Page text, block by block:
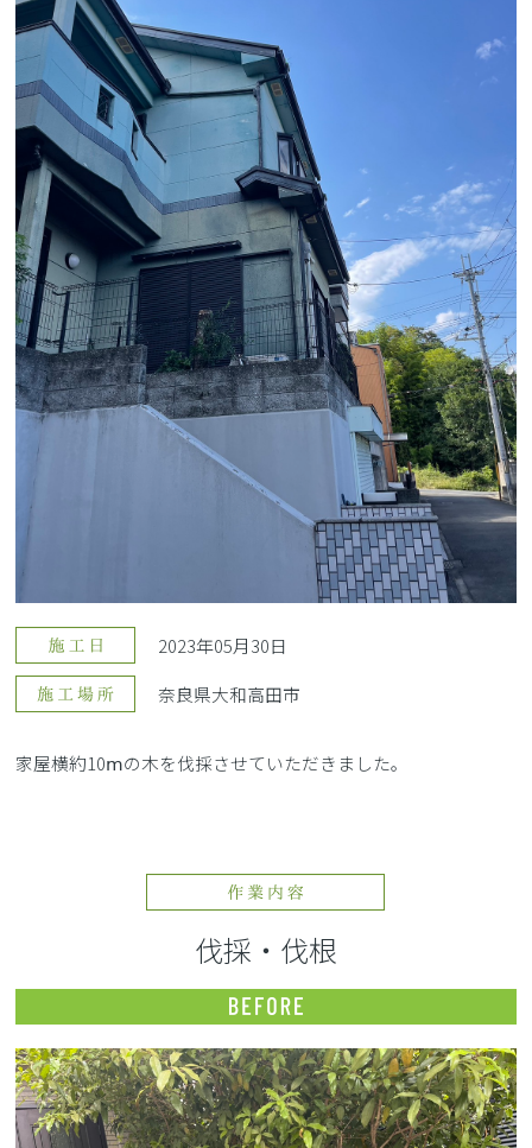
2023年05月30日
奈良県大和高田市
家屋横約10ⅿの木を伐採させていただきました。
伐採・伐根